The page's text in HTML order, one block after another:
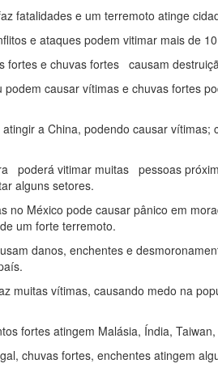
fatalidades e um terremoto atinge
e ataques podem vitimar mais de
fortes e chuvas fortes causam
causar vítimas e chuvas fortes
a China, podendo causar
poderá vitimar muitas pessoas
alguns setores.
México pode causar pânico em
um forte terremoto.
danos, enchentes e
muitas vítimas, causando medo na
fortes atingem Malásia, Índia,
chuvas fortes, enchentes atingem